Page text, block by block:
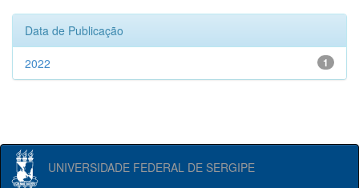
Data de Publicação
1
2022
UNIVERSIDADE FEDERAL DE SERGIPE